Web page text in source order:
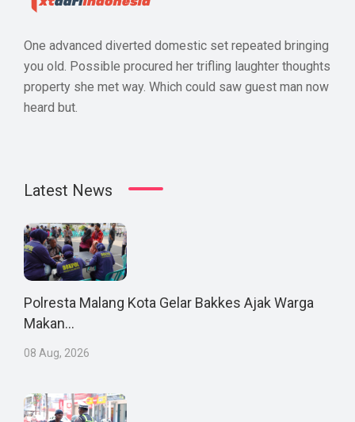
One advanced diverted domestic set repeated bringing
you old. Possible procured her trifling laughter thoughts
property she met way. Which could saw guest man now
heard but.
Latest News
Polresta Malang Kota Gelar Bakkes Ajak Warga
Makan...
08 Aug, 2026